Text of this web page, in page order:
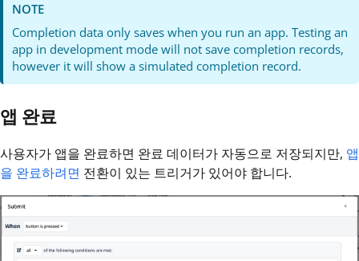
NOTE
Completion data only saves when you run an app. Testing an
app in development mode will not save completion records,
however it will show a simulated completion record.
앱 완료
사용자가 앱을 완료하면 완료 데이터가 자동으로 저장되지만, 앱
을 완료하려면 전환이 있는 트리거가 있어야 합니다.